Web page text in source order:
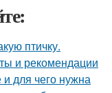
птичку.
и рекомендации
и для чего нужна